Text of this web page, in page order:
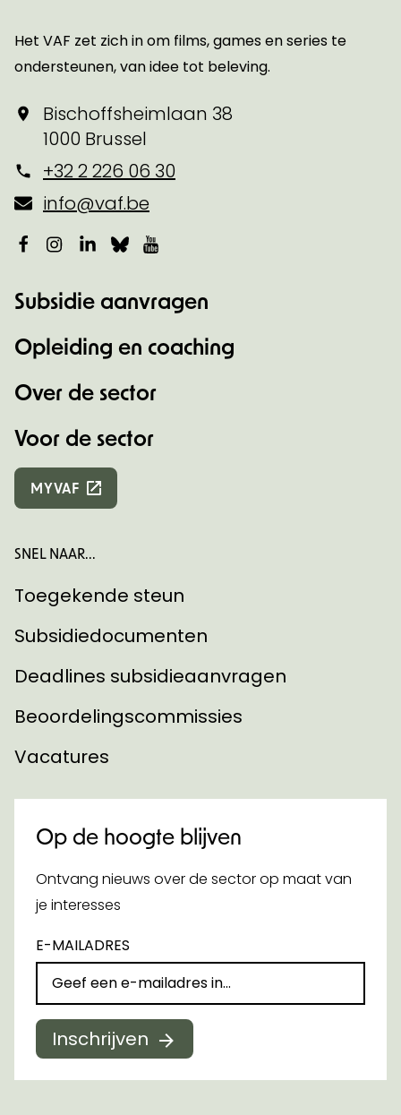
Het VAF zet zich in om films, games en series te
ondersteunen, van idee tot beleving.
Bischoffsheimlaan 38
1000 Brussel
+32 2 226 06 30
info@vaf.be
Facebook
Instagram
LinkedIn
Bluesky
Subsidie aanvragen
Opleiding en coaching
Over de sector
Voor de sector
MYVAF
SNEL NAAR...
Toegekende steun
Subsidiedocumenten
Deadlines subsidieaanvragen
Beoordelingscommissies
Vacatures
Op de hoogte blijven
Ontvang nieuws over de sector op maat van
je interesses
E-MAILADRES
Inschrijven